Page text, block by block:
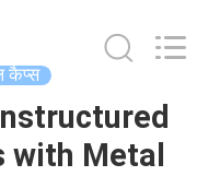
कैप्स
with Metal